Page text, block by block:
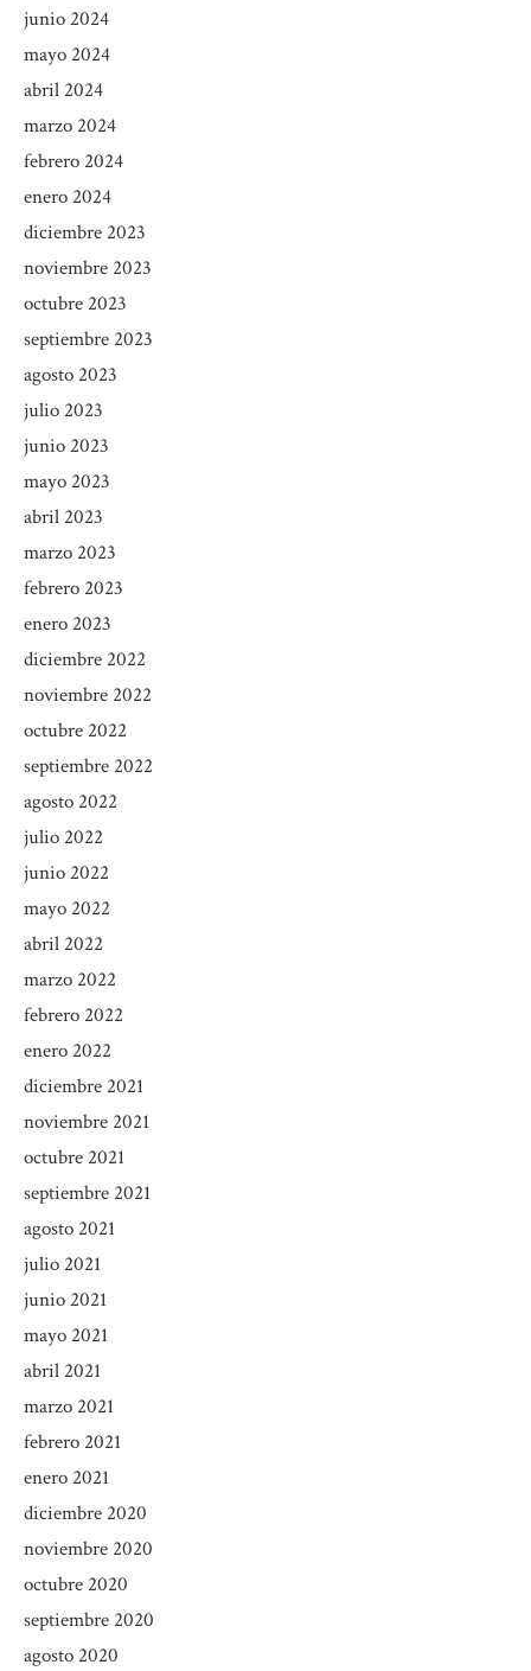
junio 2024
mayo 2024
abril 2024
marzo 2024
febrero 2024
enero 2024
diciembre 2023
noviembre 2023
octubre 2023
septiembre 2023
agosto 2023
julio 2023
junio 2023
mayo 2023
abril 2023
marzo 2023
febrero 2023
enero 2023
diciembre 2022
noviembre 2022
octubre 2022
septiembre 2022
agosto 2022
julio 2022
junio 2022
mayo 2022
abril 2022
marzo 2022
febrero 2022
enero 2022
diciembre 2021
noviembre 2021
octubre 2021
septiembre 2021
agosto 2021
julio 2021
junio 2021
mayo 2021
abril 2021
marzo 2021
febrero 2021
enero 2021
diciembre 2020
noviembre 2020
octubre 2020
septiembre 2020
agosto 2020